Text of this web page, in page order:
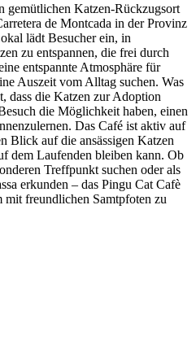
gemütlichen Katzen-Rückzugsort
de Montcada in der Provinz
lädt Besucher ein, in
zu entspannen, die frei durch
entspannte Atmosphäre für
Auszeit vom Alltag suchen. Was
dass die Katzen zur Adoption
die Möglichkeit haben, einen
Das Café ist aktiv auf
Blick auf die ansässigen Katzen
dem Laufenden bleiben kann. Ob
Treffpunkt suchen oder als
erkunden – das Pingu Cat Cafè
mit freundlichen Samtpfoten zu